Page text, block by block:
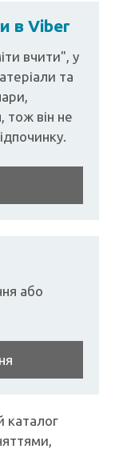
в Viber
вчити", у
та
тож він не
або
каталог